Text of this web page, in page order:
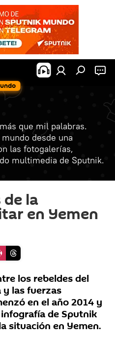
que mil palabras.
desde una
las fotogalerías,
multimedia de Sputnik.
la
en Yemen
los rebeldes del
las fuerzas
en el año 2014 y
de Sputnik
situación en Yemen.